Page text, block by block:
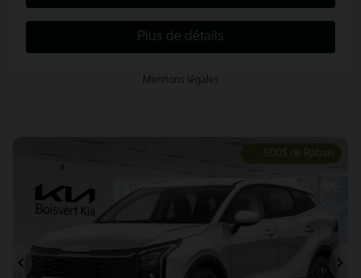
Plus de détails
Mentions légales
500$ de Rabais